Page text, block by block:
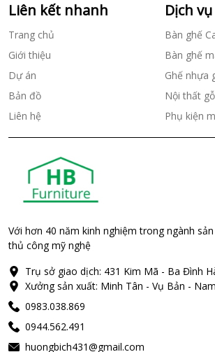
Liên kết nhanh
Trang chủ
Giới thiệu
Dự án
Bản đồ
Liên hệ
Dịch vụ
Bàn ghế
Bàn ghế
Ghế nhựa
Nội thất
Phụ kiện
Với hơn 40 năm kinh nghiệm trong ngành
thủ công mỹ nghệ
Trụ sở giao dịch: 431 Kim Mã - Ba Đình
Xưởng sản xuất: Minh Tân - Vụ Bản -
0983.038.869
0944.562.491
huongbich431@gmail.com